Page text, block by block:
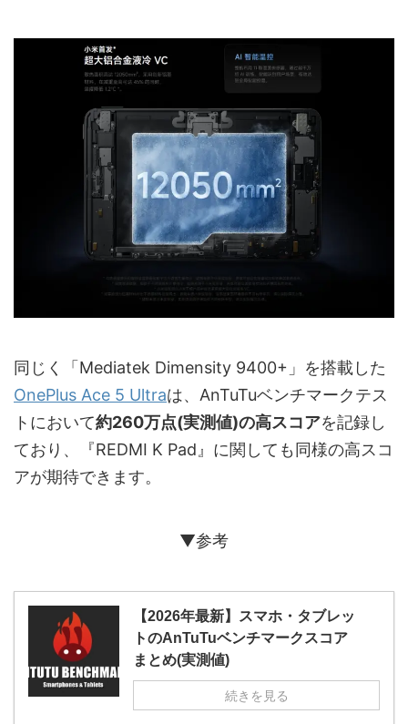
同じく「Mediatek Dimensity 9400+」を搭載した
OnePlus Ace 5 Ultraは、AnTuTuベンチマークテス
トにおいて約260万点(実測値)の高スコアを記録し
ており、『REDMI K Pad』に関しても同様の高スコ
アが期待できます。
▼参考
【2026年最新】スマホ・タブレッ
トのAnTuTuベンチマークスコア
まとめ(実測値)
続きを見る